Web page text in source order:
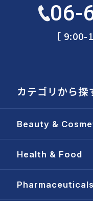
06-
［ 9:00-
カテゴリから探
Beauty &
Health & Food